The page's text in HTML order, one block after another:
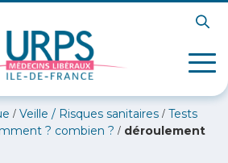
/ Veille / Risques sanitaires / Tests
? combien ? / déroulement